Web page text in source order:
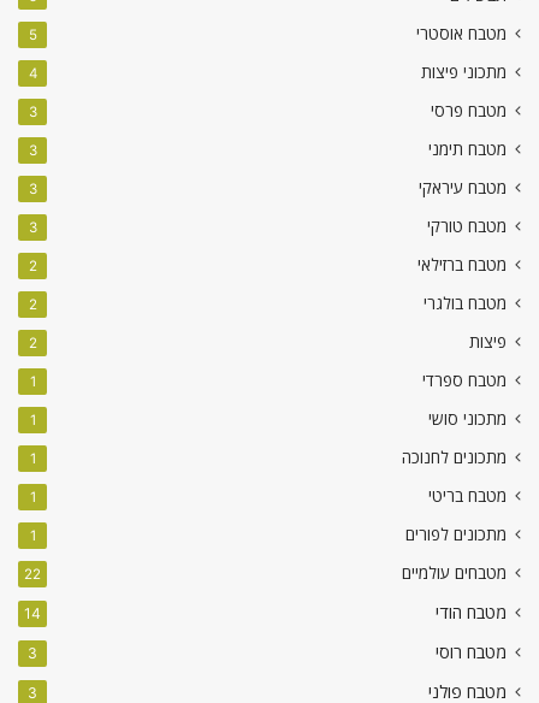
מטבח אוסטרי 5
מתכוני פיצות 4
מטבח פרסי 3
מטבח תימני 3
מטבח עיראקי 3
מטבח טורקי 3
מטבח ברזילאי 2
מטבח בולגרי 2
פיצות 2
מטבח ספרדי 1
מתכוני סושי 1
מתכונים לחנוכה 1
מטבח בריטי 1
מתכונים לפורים 1
מטבחים עולמיים 22
מטבח הודי 14
מטבח רוסי 3
מטבח פולני 3